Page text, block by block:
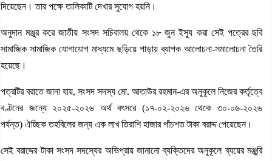
দিয়েছেন। তার পক্ষে তালিকাটি দেখার সুযোগ হয়নি।
অনুদান মঞ্জুর করে জাতীয় সংসদ সচিবালয় থেকে ১৮ জুন ইস্যু করা সেই পত্রের ছবি
সামাজিক সামাজিক যোগাযোগ মাধ্যমে ছড়িয়ে পাড়ায় ব্যাপক আলোচনা-সমালোচনা তৈরি
হয়েছে।
পত্রটির বরাতে জানা যায়, সংসদ সদস্য মো. আতাউর রহমান-এর অনুকূলে নিজের কর্তৃত্বে
বণ্টনের জন্যে ২০২৫-২০২৬ অর্থ বৎসরে (১৭-০২-২০২৬ থেকে ৩০-০৬-২০২৬
পর্যন্ত) ঐচ্ছিক তহবিলের জন্য এক লাখ তিরাশি হাজার পাঁচশত টাকা বরাদ্দ পেয়েছেন।
সেই বরাদ্দের টাকা সংসদ সদস্যের অভিপ্রায় জানানো ব্যক্তিদের অনুকূলে ব্যয়ের মঞ্জুরি